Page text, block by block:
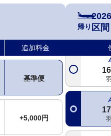
追加料金
+2,200円
基準便
+5,000円
帰り 区間